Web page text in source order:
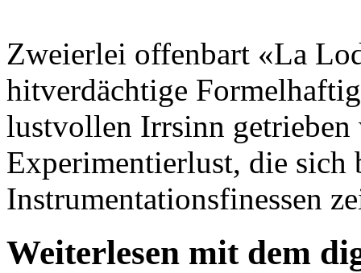
Zweierlei offenbart «La
hitverdächtige
lustvollen Irrsinn getrieben
Experimentierlust, die sich
Instrumentationsfinessen
Weiterlesen mit dem